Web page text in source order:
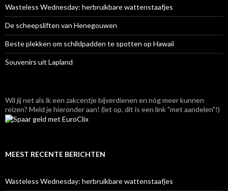
Wasteless Wednesday: herbruikbare wattenstaafjes
De scheepsliften van Henegouwen
Beste plekken om schildpadden te spotten op Hawaii
Souvenirs uit Lapland
Wil jij net als ik een zakcentje bijverdienen en nóg meer kunnen
reizen? Meld je hieronder aan! (let op, dit is een link "met aandelen"!)
MEEST RECENTE BERICHTEN
Wasteless Wednesday: herbruikbare wattenstaafjes